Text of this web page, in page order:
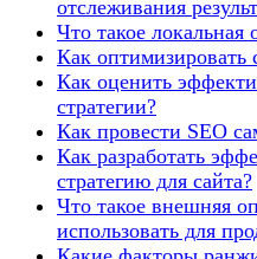
отслеживания
Что такое локальная
Как оптимизировать
Как оценить
стратегии?
Как провести SEO
Как разработать
стратегию для сайта?
Что такое внешняя
использовать для